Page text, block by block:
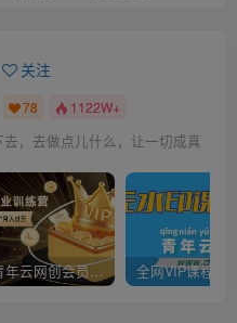
关注
78 1122W+
，去做点儿什么，让一切成真
加入青年云网创会员，全站资源免费学习。加入高级合伙人，推广日入1000+